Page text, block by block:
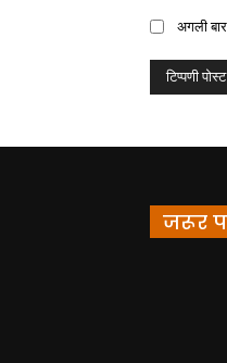
अगली
जरूर